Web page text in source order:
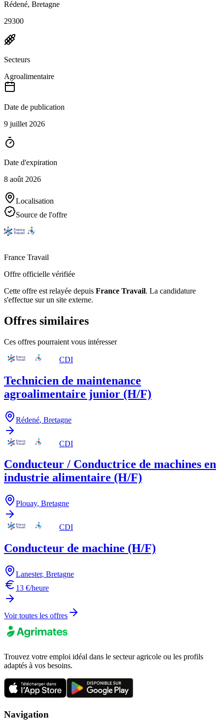
Rédené, Bretagne
29300
Secteurs
Agroalimentaire
Date de publication
9 juillet 2026
Date d'expiration
8 août 2026
Localisation
Source de l'offre
France Travail
Offre officielle vérifiée
Cette offre est relayée depuis France Travail. La candidature
s'effectue sur un site externe.
Offres similaires
Ces offres pourraient vous intéresser
CDI
Technicien de maintenance
agroalimentaire junior (H/F)
Rédené, Bretagne
CDI
Conducteur / Conductrice de machines en
industrie alimentaire (H/F)
Plouay, Bretagne
CDI
Conducteur de machine (H/F)
Lanester, Bretagne
13 €/heure
Voir toutes les offres
Trouvez votre emploi idéal dans le secteur agricole ou les profils
adaptés à vos besoins.
Navigation